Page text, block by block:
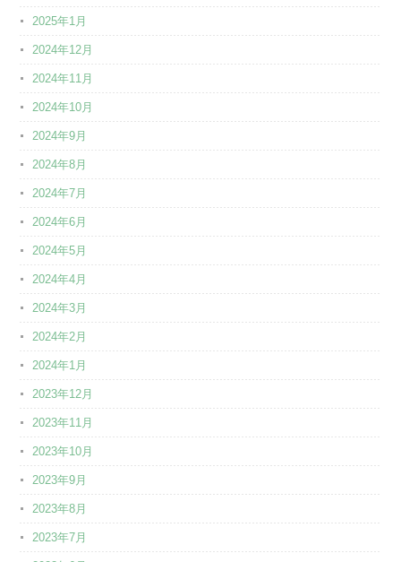
2025年1月
2024年12月
2024年11月
2024年10月
2024年9月
2024年8月
2024年7月
2024年6月
2024年5月
2024年4月
2024年3月
2024年2月
2024年1月
2023年12月
2023年11月
2023年10月
2023年9月
2023年8月
2023年7月